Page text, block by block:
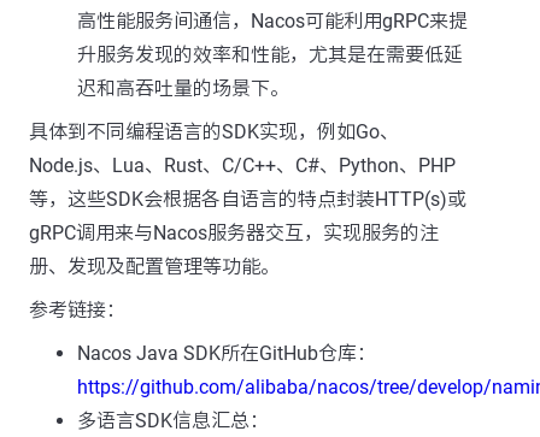
高性能服务间通信，Nacos可能利用gRPC来提
升服务发现的效率和性能，尤其是在需要低延
迟和高吞吐量的场景下。
具体到不同编程语言的SDK实现，例如Go、
Node.js、Lua、Rust、C/C++、C#、Python、PHP
等，这些SDK会根据各自语言的特点封装HTTP(s)或
gRPC调用来与Nacos服务器交互，实现服务的注
册、发现及配置管理等功能。
参考链接：
Nacos Java SDK所在GitHub仓库：
https://github.com/alibaba/nacos/tree/develop/
多语言SDK信息汇总：